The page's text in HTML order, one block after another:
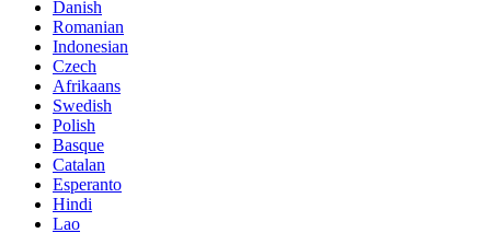
Danish
Romanian
Indonesian
Czech
Afrikaans
Swedish
Polish
Basque
Catalan
Esperanto
Hindi
Lao